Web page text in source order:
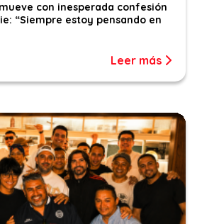
con inesperada confesión
“Siempre estoy pensando en
Leer más